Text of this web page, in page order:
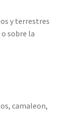
y terrestres
sobre la
camaleon,